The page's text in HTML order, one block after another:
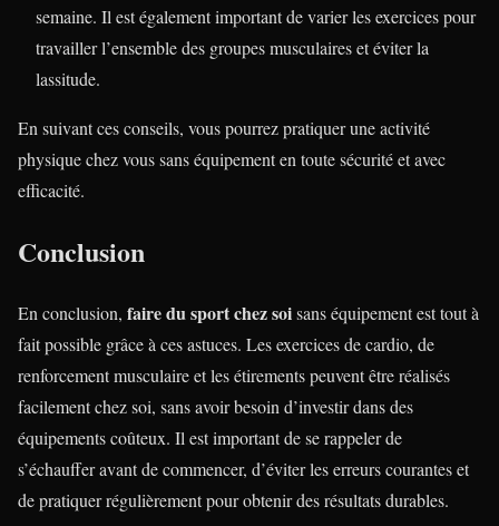
semaine. Il est également important de varier les exercices pour
travailler l’ensemble des groupes musculaires et éviter la
lassitude.
En suivant ces conseils, vous pourrez pratiquer une activité
physique chez vous sans équipement en toute sécurité et avec
efficacité.
Conclusion
En conclusion, faire du sport chez soisans équipement est tout à
fait possible grâce à ces astuces. Les exercices de cardio, de
renforcement musculaire et les étirements peuvent être réalisés
facilement chez soi, sans avoir besoin d’investir dans des
équipements coûteux. Il est important de se rappeler de
s’échauffer avant de commencer, d’éviter les erreurs courantes et
de pratiquer régulièrement pour obtenir des résultats durables.